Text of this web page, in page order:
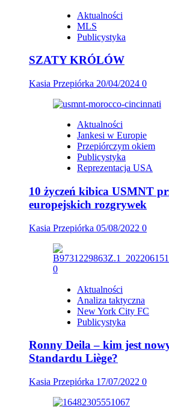
Aktualności
MLS
Publicystyka
SZATY KRÓLÓW
Kasia Przepiórka 20/04/2024 0
Aktualności
Jankesi w Europie
Przepiórczym okiem
Publicystyka
Reprezentacja USA
10 życzeń kibica USMNT
europejskich rozgrywek
Kasia Przepiórka 05/08/2022 0
Aktualności
Analiza taktyczna
New York City FC
Publicystyka
Ronny Deila – kim jest
Standardu Liège?
Kasia Przepiórka 17/07/2022 0